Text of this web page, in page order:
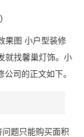
果图 小户型装修
就找馨巢灯饰。小
司的正文如下。
题只能购买面积